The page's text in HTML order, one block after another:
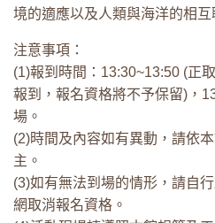
境的適應以及人類與海洋的相互
注意事項：
(1)報到時間：13:30~13:50 (正
報到，報名資格將不予保留)，
場。
(2)時間及內容如有異動，請依
主。
(3)如有無法到場的情形，請自
網取消報名資格。